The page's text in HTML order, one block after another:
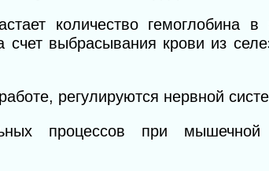
количество гемоглобина в
счет выбрасывания крови из
регулируются нервной
процессов при мышечной